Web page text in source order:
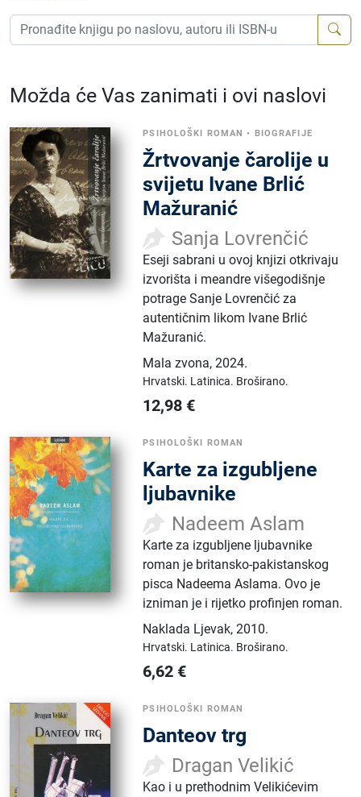
Možda će Vas zanimati i ovi naslovi
PSIHOLOŠKI ROMAN • BIOGRAFIJE
Žrtvovanje čarolije u
svijetu Ivane Brlić
Mažuranić
Sanja Lovrenčić
Eseji sabrani u ovoj knjizi otkrivaju
izvorišta i meandre višegodišnje
potrage Sanje Lovrenčić za
autentičnim likom Ivane Brlić
Mažuranić.
Mala zvona,2024.
Hrvatski. Latinica. Broširano.
12,98 €
PSIHOLOŠKI ROMAN
Karte za izgubljene
ljubavnike
Nadeem Aslam
Karte za izgubljene ljubavnike
roman je britansko-pakistanskog
pisca Nadeema Aslama. Ovo je
izniman je i rijetko profinjen roman.
Naklada Ljevak,2010.
Hrvatski. Latinica. Broširano.
6,62 €
PSIHOLOŠKI ROMAN
Danteov trg
Dragan Velikić
Kao i u prethodnim Velikićevim